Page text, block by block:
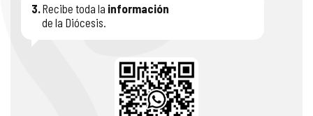
3.Recibe toda la información
de la Diócesis.